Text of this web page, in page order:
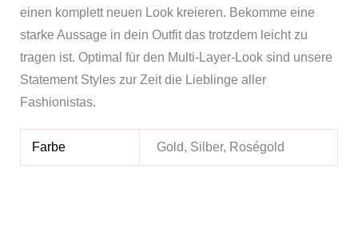
einen komplett neuen Look kreieren. Bekomme eine
starke Aussage in dein Outfit das trotzdem leicht zu
tragen ist. Optimal für den Multi-Layer-Look sind unsere
Statement Styles zur Zeit die Lieblinge aller
Fashionistas.
Farbe Gold, Silber, Roségold